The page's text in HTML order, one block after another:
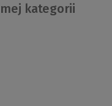
kategorii